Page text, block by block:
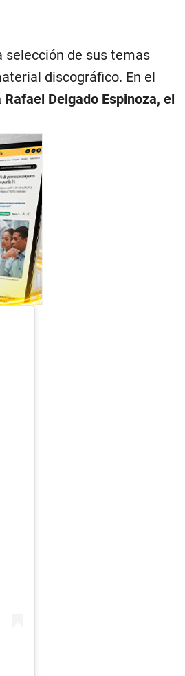
selección de sus temas
discográfico. En el
Delgado Espinoza, el